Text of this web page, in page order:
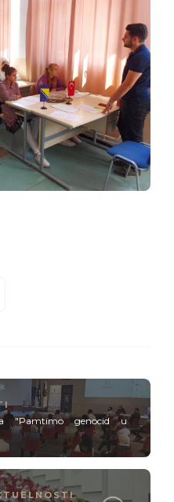
"Pamtimo genocid u